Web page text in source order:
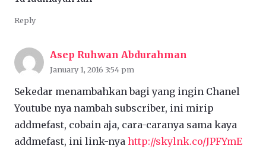
Reply
Asep Ruhwan Abdurahman
January 1, 2016 3:54 pm
Sekedar menambahkan bagi yang ingin Chanel
Youtube nya nambah subscriber, ini mirip
addmefast, cobain aja, cara-caranya sama kaya
addmefast, ini link-nya http://skylnk.co/JPFYmE